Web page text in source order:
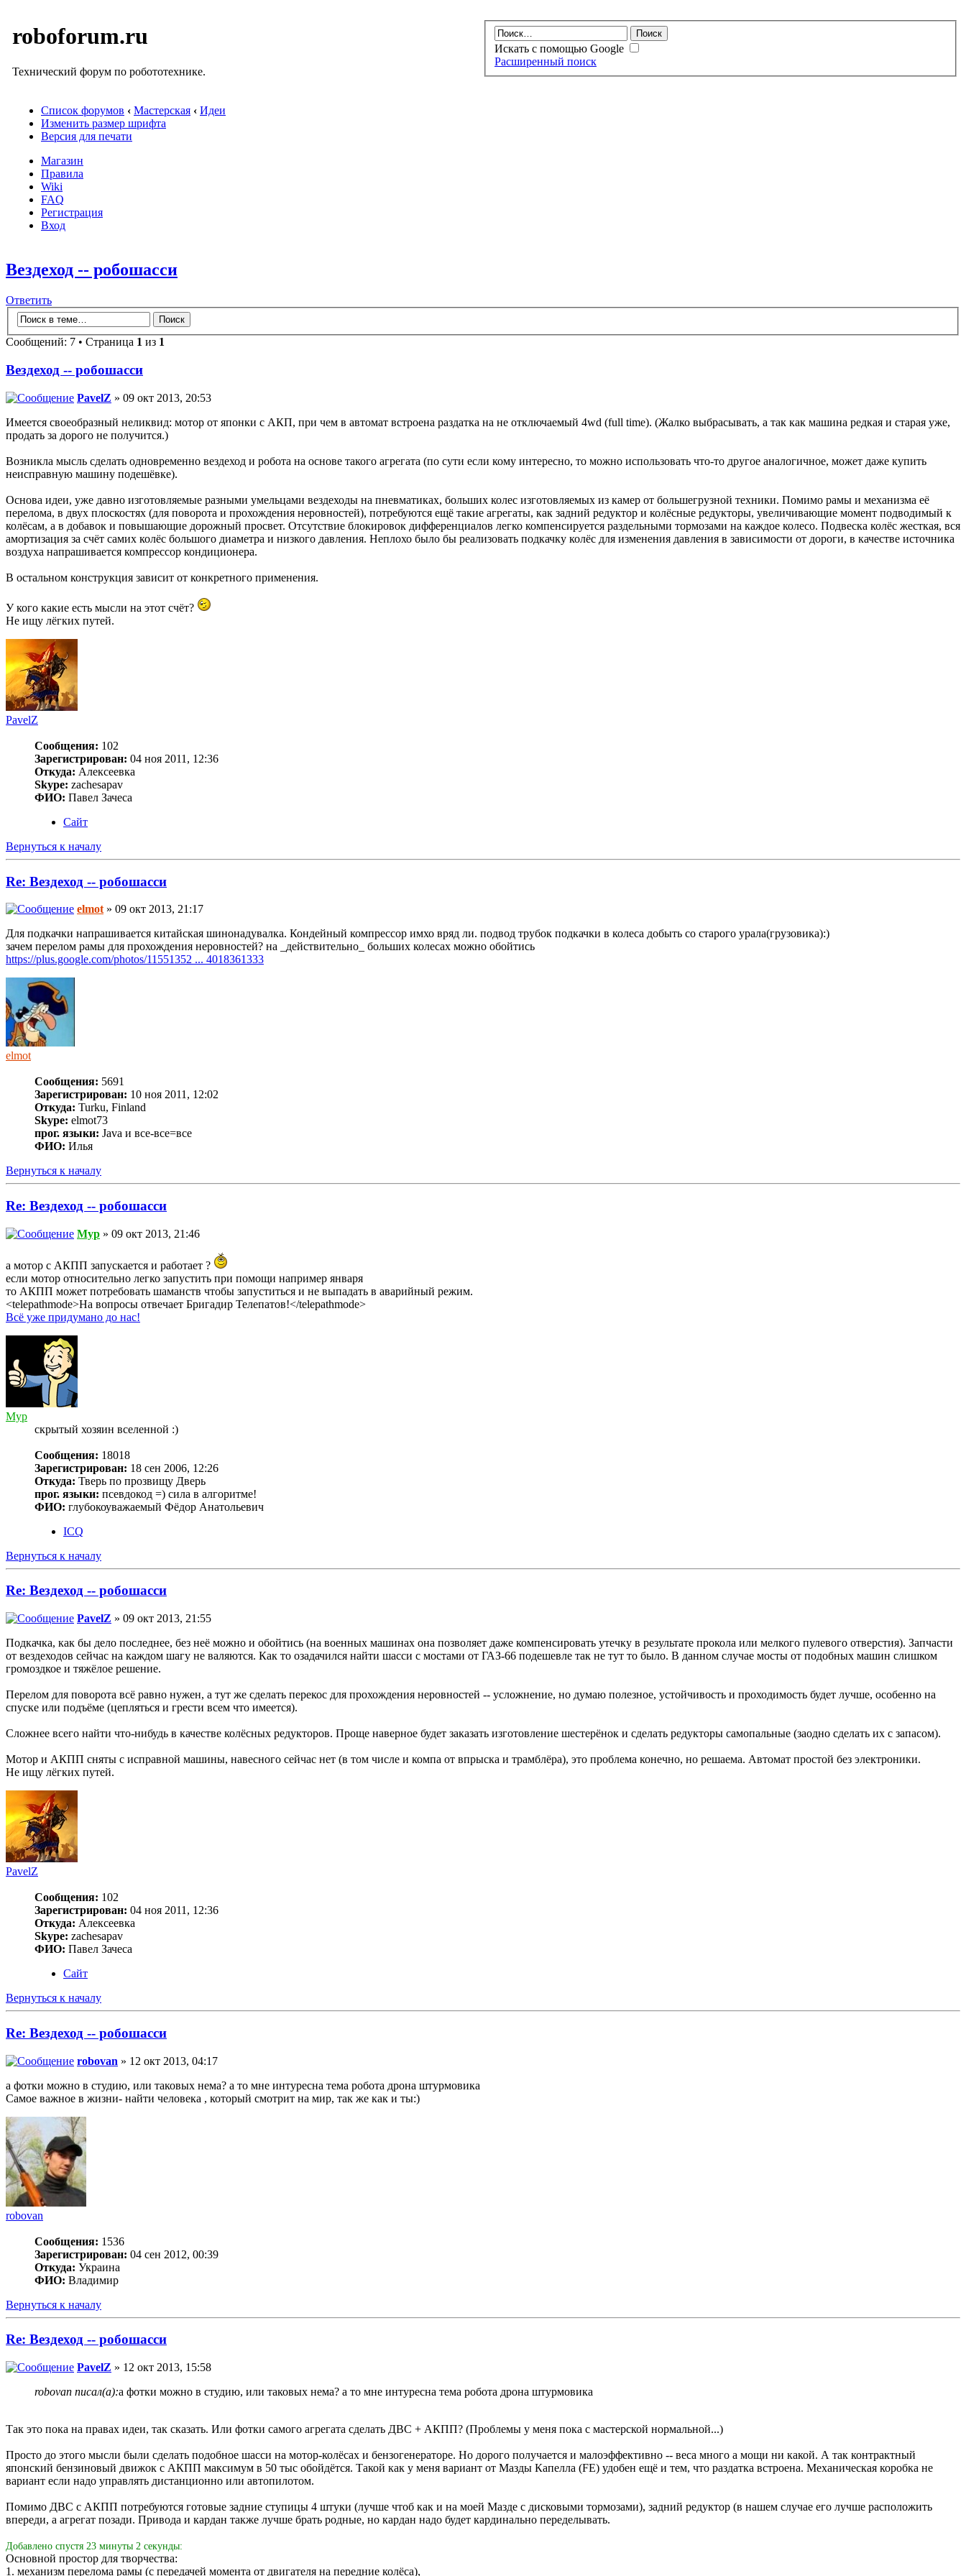
roboforum.ru
Технический форум по робототехнике.
Искать с помощью Google
Расширенный поиск
Список форумов ‹ Мастерская ‹ Идеи
Изменить размер шрифта
Версия для печати
Магазин
Правила
Wiki
FAQ
Регистрация
Вход
Вездеход -- робошасси
Ответить
Сообщений: 7 • Страница 1 из 1
Вездеход -- робошасси
PavelZ » 09 окт 2013, 20:53
Имеется своеобразный неликвид: мотор от японки с АКП, при чем в автомат встроена раздатка на не отключаемый 4wd (full time). (Жалко выбрасывать, а так как машина редкая и старая уже,
продать за дорого не получится.)
Возникла мысль сделать одновременно вездеход и робота на основе такого агрегата (по сути если кому интересно, то можно использовать что-то другое аналогичное, может даже купить
неисправную машину подешёвке).
Основа идеи, уже давно изготовляемые разными умельцами вездеходы на пневматиках, больших колес изготовляемых из камер от большегрузной техники. Помимо рамы и механизма её
перелома, в двух плоскостях (для поворота и прохождения неровностей), потребуются ещё такие агрегаты, как задний редуктор и колёсные редукторы, увеличивающие момент подводимый к
колёсам, а в добавок и повышающие дорожный просвет. Отсутствие блокировок дифференциалов легко компенсируется раздельными тормозами на каждое колесо. Подвеска колёс жесткая, вся
амортизация за счёт самих колёс большого диаметра и низкого давления. Неплохо было бы реализовать подкачку колёс для изменения давления в зависимости от дороги, в качестве источника
воздуха напрашивается компрессор кондиционера.
В остальном конструкция зависит от конкретного применения.
У кого какие есть мысли на этот счёт?
Не ищу лёгких путей.
PavelZ
Сообщения: 102
Зарегистрирован: 04 ноя 2011, 12:36
Откуда: Алексеевка
Skype: zachesapav
ФИО: Павел Зачеса
Сайт
Вернуться к началу
Re: Вездеход -- робошасси
elmot » 09 окт 2013, 21:17
Для подкачки напрашивается китайская шинонадувалка. Кондейный компрессор имхо вряд ли. подвод трубок подкачки в колеса добыть со старого урала(грузовика):)
зачем перелом рамы для прохождения неровностей? на _действительно_ больших колесах можно обойтись
https://plus.google.com/photos/11551352 ... 4018361333
elmot
Сообщения: 5691
Зарегистрирован: 10 ноя 2011, 12:02
Откуда: Turku, Finland
Skype: elmot73
прог. языки: Java и все-все=все
ФИО: Илья
Вернуться к началу
Re: Вездеход -- робошасси
Myp » 09 окт 2013, 21:46
а мотор с АКПП запускается и работает ?
если мотор относительно легко запустить при помощи например января
то АКПП может потребовать шаманств чтобы запуститься и не выпадать в аварийный режим.
<telepathmode>На вопросы отвечает Бригадир Телепатов!</telepathmode>
Всё уже придумано до нас!
Myp
скрытый хозяин вселенной :)
Сообщения: 18018
Зарегистрирован: 18 сен 2006, 12:26
Откуда: Тверь по прозвищу Дверь
прог. языки: псевдокод =) сила в алгоритме!
ФИО: глубокоуважаемый Фёдор Анатольевич
ICQ
Вернуться к началу
Re: Вездеход -- робошасси
PavelZ » 09 окт 2013, 21:55
Подкачка, как бы дело последнее, без неё можно и обойтись (на военных машинах она позволяет даже компенсировать утечку в результате прокола или мелкого пулевого отверстия). Запчасти
от вездеходов сейчас на каждом шагу не валяются. Как то озадачился найти шасси с мостами от ГАЗ-66 подешевле так не тут то было. В данном случае мосты от подобных машин слишком
громоздкое и тяжёлое решение.
Перелом для поворота всё равно нужен, а тут же сделать перекос для прохождения неровностей -- усложнение, но думаю полезное, устойчивость и проходимость будет лучше, особенно на
спуске или подъёме (цепляться и грести всем что имеется).
Сложнее всего найти что-нибудь в качестве колёсных редукторов. Проще наверное будет заказать изготовление шестерёнок и сделать редукторы самопальные (заодно сделать их с запасом).
Мотор и АКПП сняты с исправной машины, навесного сейчас нет (в том числе и компа от впрыска и трамблёра), это проблема конечно, но решаема. Автомат простой без электроники.
Не ищу лёгких путей.
PavelZ
Сообщения: 102
Зарегистрирован: 04 ноя 2011, 12:36
Откуда: Алексеевка
Skype: zachesapav
ФИО: Павел Зачеса
Сайт
Вернуться к началу
Re: Вездеход -- робошасси
robovan » 12 окт 2013, 04:17
а фотки можно в студию, или таковых нема? а то мне интуресна тема робота дрона штурмовика
Самое важное в жизни- найти человека , который смотрит на мир, так же как и ты:)
robovan
Сообщения: 1536
Зарегистрирован: 04 сен 2012, 00:39
Откуда: Украина
ФИО: Владимир
Вернуться к началу
Re: Вездеход -- робошасси
PavelZ » 12 окт 2013, 15:58
robovan писал(а):а фотки можно в студию, или таковых нема? а то мне интуресна тема робота дрона штурмовика
Так это пока на правах идеи, так сказать. Или фотки самого агрегата сделать ДВС + АКПП? (Проблемы у меня пока с мастерской нормальной...)
Просто до этого мысли были сделать подобное шасси на мотор-колёсах и бензогенераторе. Но дорого получается и малоэффективно -- веса много а мощи ни какой. А так контрактный
японский бензиновый движок с АКПП максимум в 50 тыс обойдётся. Такой как у меня вариант от Мазды Капелла (FE) удобен ещё и тем, что раздатка встроена. Механическая коробка не
вариант если надо управлять дистанционно или автопилотом.
Помимо ДВС с АКПП потребуются готовые задние ступицы 4 штуки (лучше чтоб как и на моей Мазде с дисковыми тормозами), задний редуктор (в нашем случае его лучше расположить
впереди, а агрегат позади. Привода и кардан также лучше брать родные, но кардан надо будет кардинально переделывать.
Добавлено спустя 23 минуты 2 секунды:
Основной простор для творчества:
1. механизм перелома рамы (с передачей момента от двигателя на передние колёса),